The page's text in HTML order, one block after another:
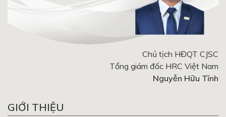
Chủ tịch HĐQT CJSC
Tổng giám đốc HRC Việt Nam
Nguyễn Hữu Tĩnh
GIỚI THIỆU